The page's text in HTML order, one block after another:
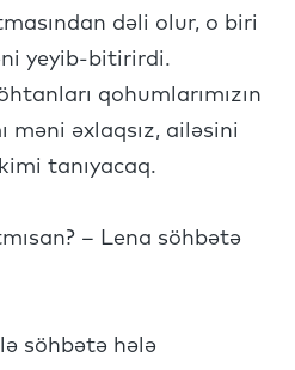
dəli olur, o biri
yeyib-bitirirdi.
qohumlarımızın
məni əxlaqsız, ailəsini
tanıyacaq.
– Lena söhbətə
söhbətə hələ